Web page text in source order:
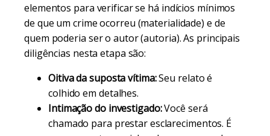
elementos para verificar se há indícios mínimos
de que um crime ocorreu (materialidade) e de
quem poderia ser o autor (autoria). As principais
diligências nesta etapa são:
Oitiva da suposta vítima:Seu relato é
colhido em detalhes.
Intimação do investigado:Você será
chamado para prestar esclarecimentos. É